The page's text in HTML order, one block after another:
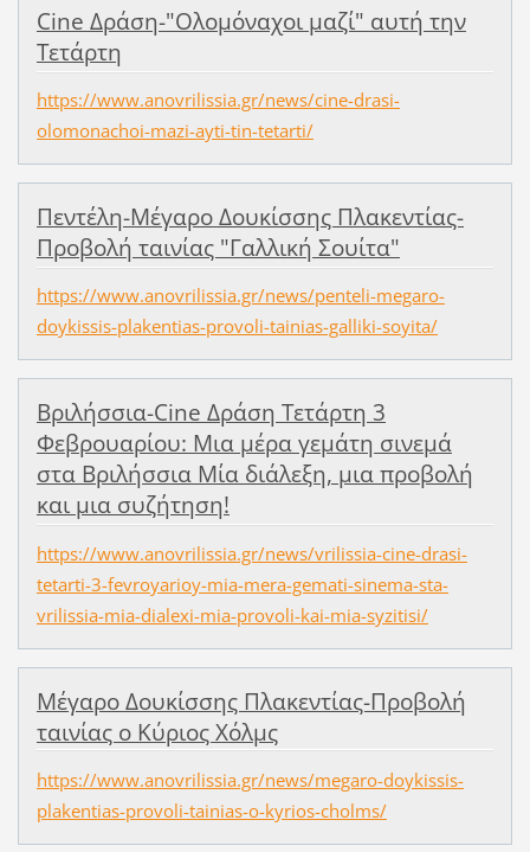
Cine Δράση-"Ολομόναχοι μαζί" αυτή την
Τετάρτη
https://www.anovrilissia.gr/news/cine-drasi-
olomonachoi-mazi-ayti-tin-tetarti/
Πεντέλη-Μέγαρο Δουκίσσης Πλακεντίας-
Προβολή ταινίας "Γαλλική Σουίτα"
https://www.anovrilissia.gr/news/penteli-megaro-
doykissis-plakentias-provoli-tainias-galliki-soyita/
Βριλήσσια-Cine Δράση Τετάρτη 3
Φεβρουαρίου: Μια μέρα γεμάτη σινεμά
στα Βριλήσσια Μία διάλεξη, μια προβολή
και μια συζήτηση!
https://www.anovrilissia.gr/news/vrilissia-cine-drasi-
tetarti-3-fevroyarioy-mia-mera-gemati-sinema-sta-
vrilissia-mia-dialexi-mia-provoli-kai-mia-syzitisi/
Μέγαρο Δουκίσσης Πλακεντίας-Προβολή
ταινίας ο Κύριος Χόλμς
https://www.anovrilissia.gr/news/megaro-doykissis-
plakentias-provoli-tainias-o-kyrios-cholms/